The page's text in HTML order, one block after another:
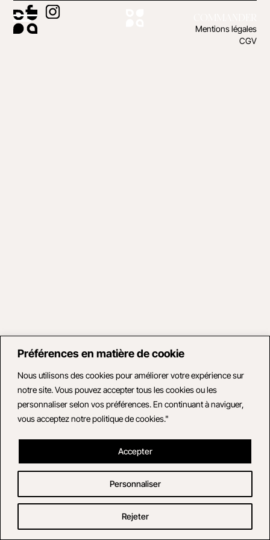
Préférences en matière de cookie
Nous utilisons des cookies pour améliorer votre expérience sur
notre site. Vous pouvez accepter tous les cookies ou les
personnaliser selon vos préférences. En continuant à naviguer,
vous acceptez notre politique de cookies."
Personnaliser
Rejeter
Accepter
Mentions légales
CGV